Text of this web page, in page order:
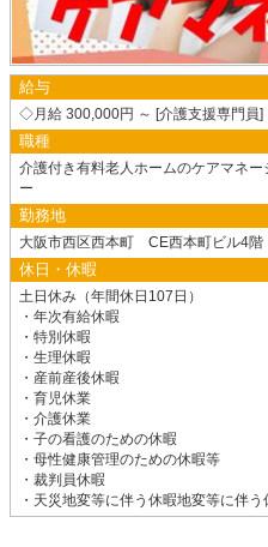
給与
月給 300,000円 ～ 介護支援専門員
職種
介護付き有料老人ホームのケアマネー
ー
勤務地
大阪市西区西本町 CE西本町ビル4階
休日・休暇
土日休み（年間休日107日）
・年次有給休暇
・特別休暇
・生理休暇
・産前産後休暇
・育児休業
・介護休業
・子の看護のための休暇
・母性健康管理のための休暇等
・裁判員休暇
・天災地変等に伴う休暇地変等に伴う